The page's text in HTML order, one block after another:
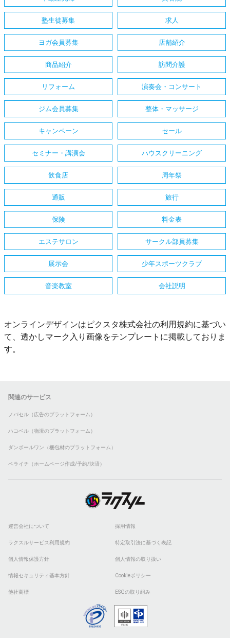
塾生徒募集 求人
ヨガ会員募集 店舗紹介
商品紹介 訪問介護
リフォーム 演奏会・コンサート
ジム会員募集 整体・マッサージ
キャンペーン セール
セミナー・講演会 ハウスクリーニング
飲食店 周年祭
通販 旅行
保険 料金表
エステサロン サークル部員募集
展示会 少年スポーツクラブ
音楽教室 会社説明
オンラインデザインはピクスタ株式会社の利用規約に基づい
て、透かしマーク入り画像をテンプレートに掲載しておりま
す。
関連のサービス
ノバセル（広告のプラットフォーム）
ハコベル（物流のプラットフォーム）
ダンボールワン（梱包材のプラットフォーム）
ペライチ（ホームページ作成/予約/決済）
運営会社について 採用情報
ラクスルサービス利用規約 特定取引法に基づく表記
個人情報保護方針 個人情報の取り扱い
情報セキュリティ基本方針 Cookieポリシー
他社商標 ESGの取り組み